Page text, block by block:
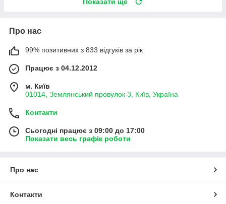
Про нас
99% позитивних з 833 відгуків за рік
Працює з 04.12.2012
м. Київ
01014, Землянський провулок 3, Київ, Україна
Контакти
Сьогодні працює з 09:00 до 17:00
Показати весь графік роботи
Про нас
Контакти